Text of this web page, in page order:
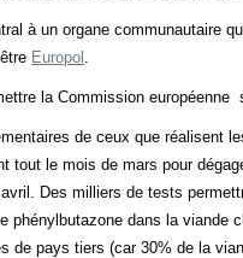
à un organe communautaire
Europol
la Commission européenne
de ceux que réalisent
tout le mois de mars pour
Des milliers de tests
phénylbutazone dans la viande
de pays tiers (car 30% de la